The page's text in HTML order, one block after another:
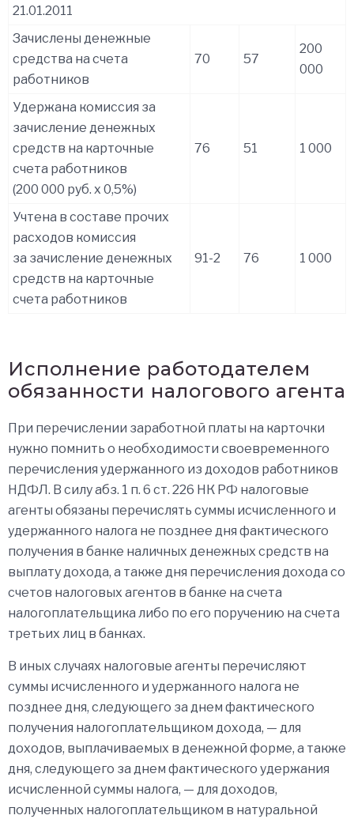
21.01.2011
Зачислены денежные
средства на счета
работников
70 57
200
000
Удержана комиссия за
зачисление денежных
средств на карточные
счета работников
(200 000 руб. x 0,5%)
76 51 1 000
Учтена в составе прочих
расходов комиссия
за зачисление денежных
средств на карточные
счета работников
91-2 76 1 000
Исполнение работодателем
обязанности налогового агента
При перечислении заработной платы на карточки
нужно помнить о необходимости своевременного
перечисления удержанного из доходов работников
НДФЛ. В силу абз. 1 п. 6 ст. 226 НК РФ налоговые
агенты обязаны перечислять суммы исчисленного и
удержанного налога не позднее дня фактического
получения в банке наличных денежных средств на
выплату дохода, а также дня перечисления дохода со
счетов налоговых агентов в банке на счета
налогоплательщика либо по его поручению на счета
третьих лиц в банках.
В иных случаях налоговые агенты перечисляют
суммы исчисленного и удержанного налога не
позднее дня, следующего за днем фактического
получения налогоплательщиком дохода, — для
доходов, выплачиваемых в денежной форме, а также
дня, следующего за днем фактического удержания
исчисленной суммы налога, — для доходов,
полученных налогоплательщиком в натуральной